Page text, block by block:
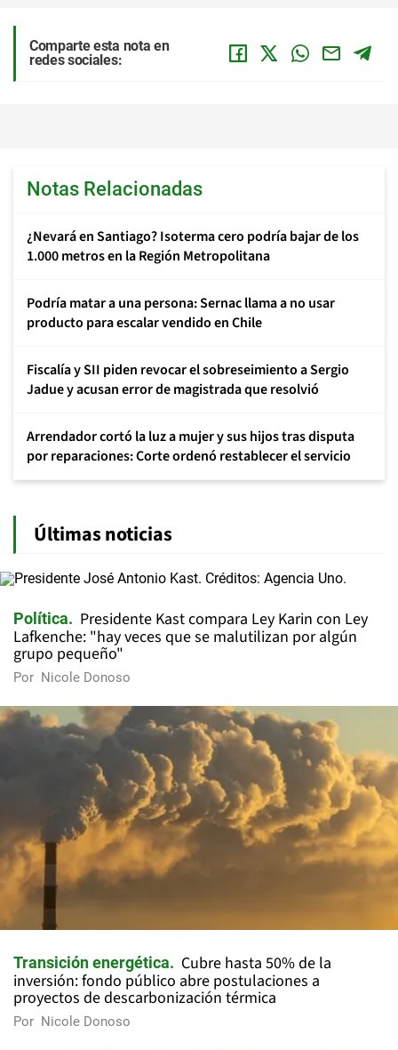
Comparte esta nota en
redes sociales:
Notas Relacionadas
¿Nevará en Santiago? Isoterma cero podría bajar de los
1.000 metros en la Región Metropolitana
Podría matar a una persona: Sernac llama a no usar
producto para escalar vendido en Chile
Fiscalía y SII piden revocar el sobreseimiento a Sergio
Jadue y acusan error de magistrada que resolvió
Arrendador cortó la luz a mujer y sus hijos tras disputa
por reparaciones: Corte ordenó restablecer el servicio
Últimas noticias
Política
Presidente Kast compara Ley Karin con Ley
Lafkenche: "hay veces que se malutilizan por algún
grupo pequeño"
Por Nicole Donoso
Transición energética
Cubre hasta 50% de la
inversión: fondo público abre postulaciones a
proyectos de descarbonización térmica
Por Nicole Donoso